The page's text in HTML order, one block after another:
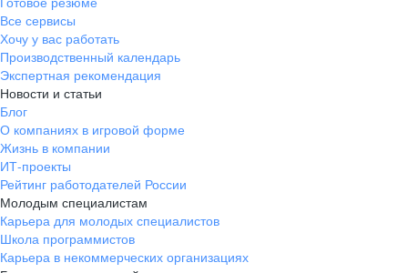
Все сервисы
Хочу у вас работать
Производственный календарь
Экспертная рекомендация
Новости и статьи
Блог
О компаниях в игровой форме
Жизнь в компании
ИТ-проекты
Рейтинг работодателей России
Молодым специалистам
Карьера для молодых специалистов
Школа программистов
Карьера в некоммерческих организациях